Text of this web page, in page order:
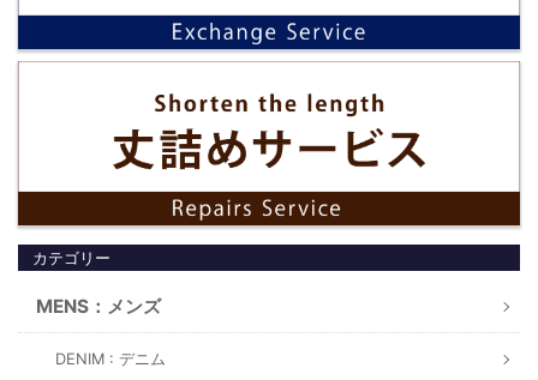
カテゴリー
MENS：メンズ
DENIM : デニム